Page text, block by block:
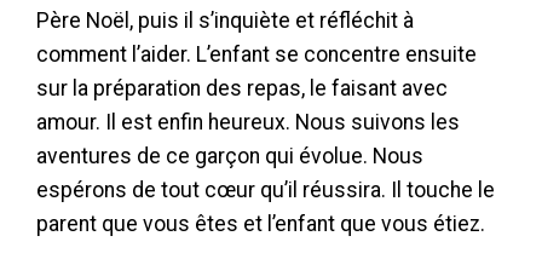
Père Noël, puis il s’inquiète et réfléchit à
comment l’aider. L’enfant se concentre ensuite
sur la préparation des repas, le faisant avec
amour. Il est enfin heureux. Nous suivons les
aventures de ce garçon qui évolue. Nous
espérons de tout cœur qu’il réussira. Il touche le
parent que vous êtes et l’enfant que vous étiez.